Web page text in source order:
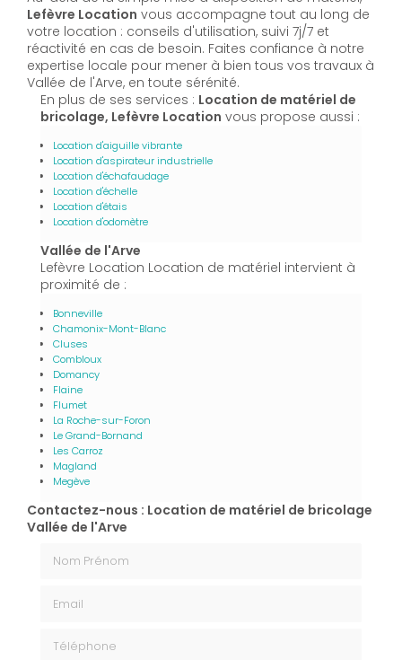
Lefèvre Location vous accompagne tout au long de
votre location : conseils d'utilisation, suivi 7j/7 et
réactivité en cas de besoin. Faites confiance à notre
expertise locale pour mener à bien tous vos travaux à
Vallée de l'Arve, en toute sérénité.
En plus de ses services : Location de matériel de
bricolage, Lefèvre Location vous propose aussi :
Location d'aiguille vibrante
Location d'aspirateur industrielle
Location d'échafaudage
Location d'échelle
Location d'étais
Location d'odomètre
Vallée de l'Arve
Lefèvre Location Location de matériel intervient à
proximité de :
Bonneville
Chamonix-Mont-Blanc
Cluses
Combloux
Domancy
Flaine
Flumet
La Roche-sur-Foron
Le Grand-Bornand
Les Carroz
Magland
Megève
Contactez-nous : Location de matériel de bricolage
Vallée de l'Arve